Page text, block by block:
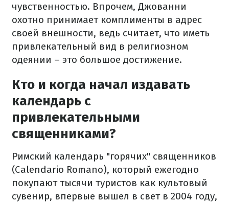
чувственностью. Впрочем, Джованни
охотно принимает комплименты в адрес
своей внешности, ведь считает, что иметь
привлекательный вид в религиозном
одеянии – это большое достижение.
Кто и когда начал издавать
календарь с
привлекательными
священниками?
Римский календарь "горячих" священников
(Calendario Romano), который ежегодно
покупают тысячи туристов как культовый
сувенир, впервые вышел в свет в 2004 году,